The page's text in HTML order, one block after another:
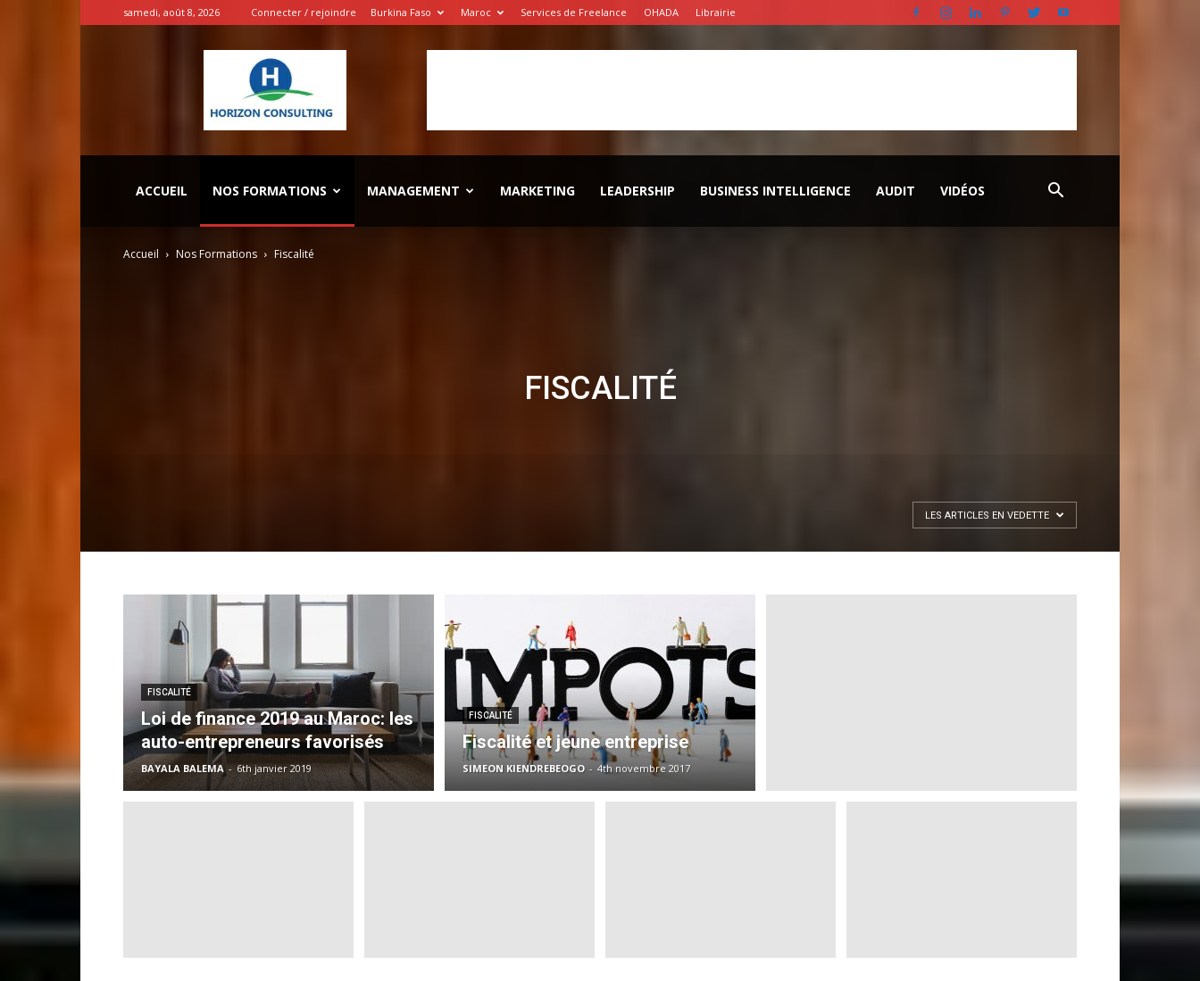
samedi, août 8, 2026 Connecter / rejoindre Burkina Faso Maroc Services de Freelance OHADA Librairie
ENTREPRENEURS
ACCUEIL NOS FORMATIONS MANAGEMENT MARKETING LEADERSHIP BUSINESS INTELLIGENCE AUDIT VIDÉOS
Accueil Nos Formations Fiscalité
FISCALITÉ
LES ARTICLES EN VEDETTE
FISCALITÉ
Loi de finance 2019 au Maroc: les
auto-entrepreneurs favorisés
BAYALA BALEMA - 6th janvier 2019
FISCALITÉ
Fiscalité et jeune entreprise
SIMEON KIENDREBEOGO - 4th novembre 2017